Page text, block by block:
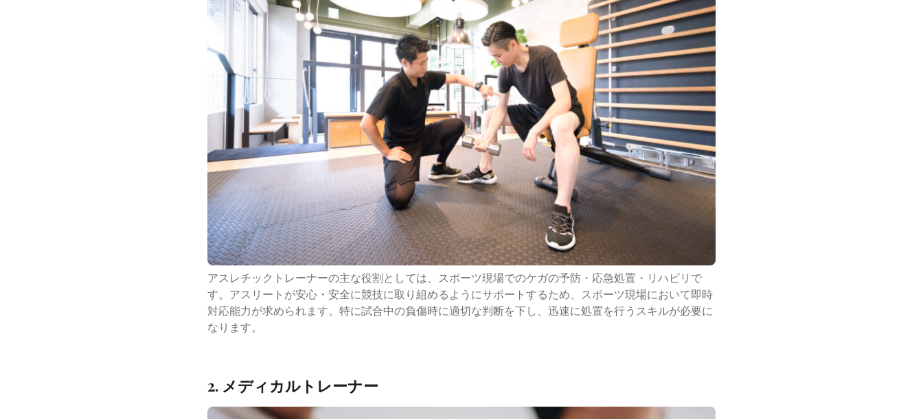
アスレチックトレーナーの主な役割としては、スポーツ現場でのケガの予防・応急処置・リハビリで
す。アスリートが安心・安全に競技に取り組めるようにサポートするため、スポーツ現場において即時
対応能力が求められます。特に試合中の負傷時に適切な判断を下し、迅速に処置を行うスキルが必要に
なります。
2. メディカルトレーナー